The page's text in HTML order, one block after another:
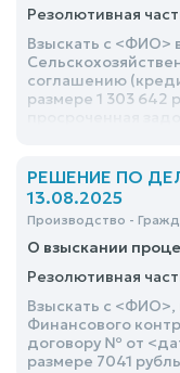
Резолютивная
Взыскать с <ФИО>
соглашению
размере 1 303 642
размере 1 191 866
25 копеек,
размере 96 738
просроченные
копеек
РЕШЕНИЕ ПО
13.08.2025
Производство -
О взыскании
Резолютивная
Взыскать с
Финансового
договору № от
размере 7041